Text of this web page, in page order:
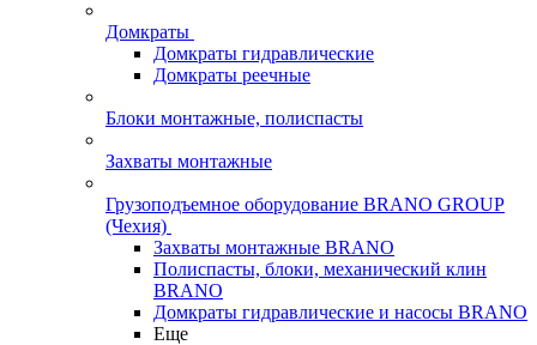
Домкраты
Домкраты гидравлические
Домкраты реечные
Блоки монтажные, полиспасты
Захваты монтажные
Грузоподъемное оборудование BRANO GROUP
(Чехия)
Захваты монтажные BRANO
Полиспасты, блоки, механический клин
BRANO
Домкраты гидравлические и насосы BRANO
Еще